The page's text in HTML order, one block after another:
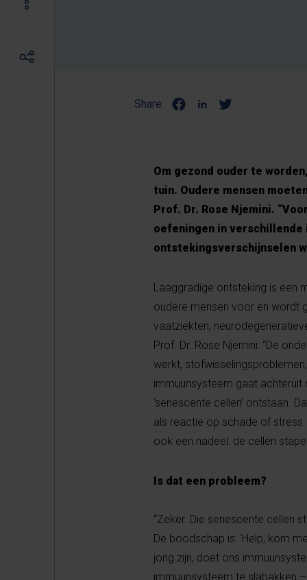
Share:
Om gezond ouder te
tuin. Oudere mensen
Prof. Dr. Rose Njemini.
oefeningen in
ontstekingsverschijnselen
Laaggradige ontsteking is een
oudere mensen voor en wordt
vaatziekten,
Prof. Dr. Rose Njemini: “De
werkt,
immuunsysteem gaat
‘senescente cellen’ ontstaan.
als reactie op schade of
ook een nadeel: de cellen
Is dat een probleem?
“Zeker. Die senescente cellen
De boodschap is: ‘Help, kom
jong zijn, doet ons
immuunsysteem te slabakken